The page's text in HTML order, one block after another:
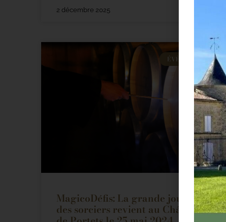
2 décembre 2025
ÉVÈNEMENTS
MagicoDéfis: La grande journée
des sorciers revient au Château